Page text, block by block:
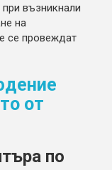
възникнали
на
се провеждат
от
по